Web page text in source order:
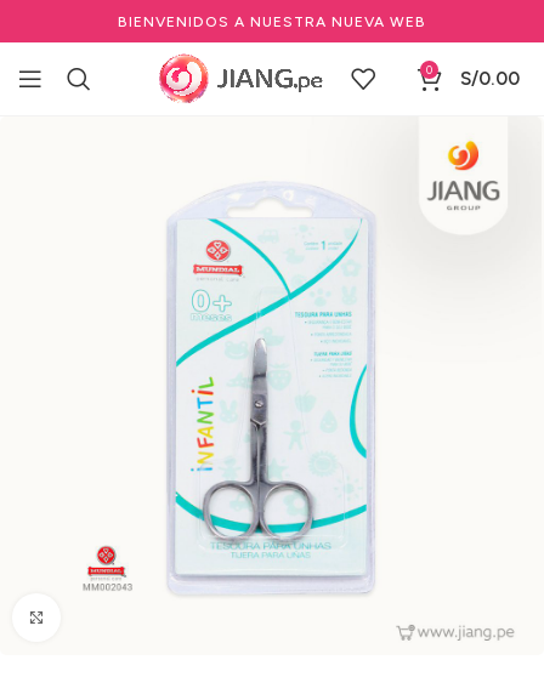
BIENVENIDOS A NUESTRA NUEVA WEB
0 S/0.00
Herramientas Manicure-Pedicure